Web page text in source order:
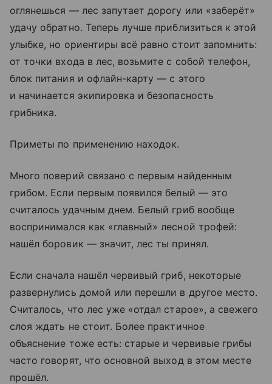
оглянешься — лес запутает дорогу или «заберёт»
удачу обратно. Теперь лучше приблизиться к этой
улыбке, но ориентиры всё равно стоит запомнить:
от точки входа в лес, возьмите с собой телефон,
блок питания и офлайн-карту — с этого
и начинается экипировка и безопасность
грибника.
Приметы по применению находок.
Много поверий связано с первым найденным
грибом. Если первым появился белый — это
считалось удачным днем. Белый гриб вообще
воспринимался как «главный» лесной трофей:
нашёл боровик — значит, лес ты принял.
Если сначала нашёл червивый гриб, некоторые
развернулись домой или перешли в другое место.
Считалось, что лес уже «отдал старое», а свежего
слоя ждать не стоит. Более практичное
объяснение тоже есть: старые и червивые грибы
часто говорят, что основной выход в этом месте
прошёл.